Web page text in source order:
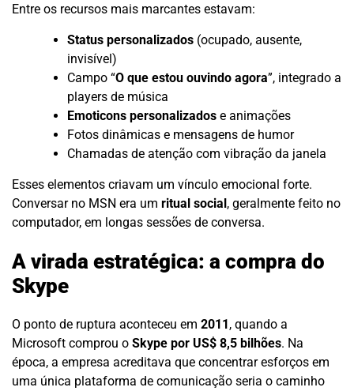
Entre os recursos mais marcantes estavam:
Status personalizados (ocupado, ausente,
invisível)
Campo “O que estou ouvindo agora”, integrado a
players de música
Emoticons personalizados e animações
Fotos dinâmicas e mensagens de humor
Chamadas de atenção com vibração da janela
Esses elementos criavam um vínculo emocional forte.
Conversar no MSN era um ritual social, geralmente feito no
computador, em longas sessões de conversa.
A virada estratégica: a compra do
Skype
O ponto de ruptura aconteceu em 2011, quando a
Microsoft comprou o Skype por US$ 8,5 bilhões. Na
época, a empresa acreditava que concentrar esforços em
uma única plataforma de comunicação seria o caminho